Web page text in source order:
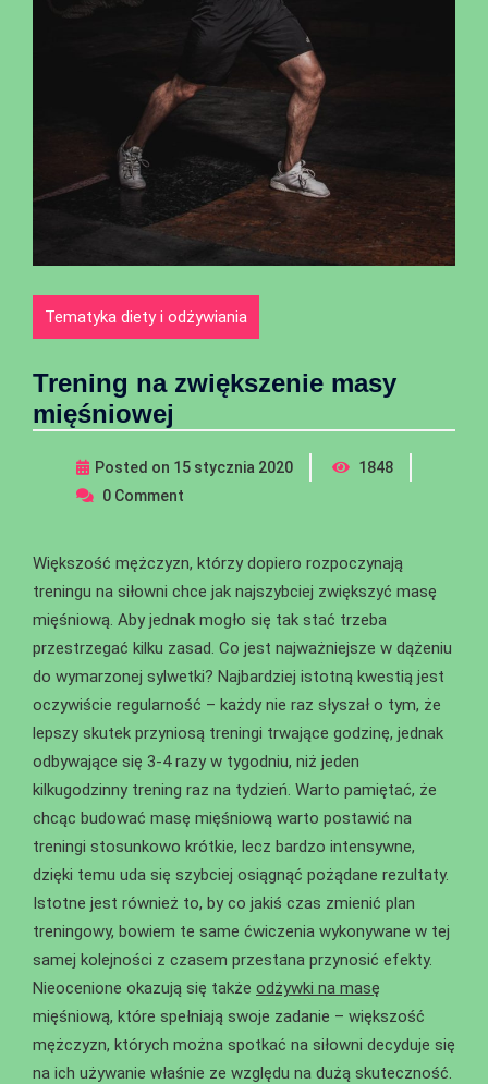
Tematyka diety i odżywiania
Trening na zwiększenie masy
mięśniowej
Posted on 15 stycznia 2020
1848
0 Comment
Większość mężczyzn, którzy dopiero rozpoczynają
treningu na siłowni chce jak najszybciej zwiększyć masę
mięśniową. Aby jednak mogło się tak stać trzeba
przestrzegać kilku zasad. Co jest najważniejsze w dążeniu
do wymarzonej sylwetki? Najbardziej istotną kwestią jest
oczywiście regularność – każdy nie raz słyszał o tym, że
lepszy skutek przyniosą treningi trwające godzinę, jednak
odbywające się 3-4 razy w tygodniu, niż jeden
kilkugodzinny trening raz na tydzień. Warto pamiętać, że
chcąc budować masę mięśniową warto postawić na
treningi stosunkowo krótkie, lecz bardzo intensywne,
dzięki temu uda się szybciej osiągnąć pożądane rezultaty.
Istotne jest również to, by co jakiś czas zmienić plan
treningowy, bowiem te same ćwiczenia wykonywane w tej
samej kolejności z czasem przestana przynosić efekty.
Nieocenione okazują się także odżywki na masę
mięśniową, które spełniają swoje zadanie – większość
mężczyzn, których można spotkać na siłowni decyduje się
na ich używanie właśnie ze względu na dużą skuteczność.